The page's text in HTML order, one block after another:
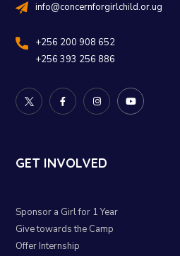
info@concernforgirlchild.or.ug
+256 200 908 652
+256 393 256 886
GET INVOLVED
Sponsor a Girl for 1 Year
Give towards the Camp
Offer Internship